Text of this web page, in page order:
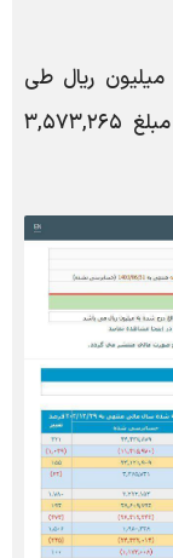
» با سرمایه ثبت شده ۳۰,۶۵۷,۲۱۳ میلیون ریال طی
عملکرد ۶ ماهه منتهی به ۱۴۰۳/۰۶/۳۱ مبلغ ۳,۵۷۳,۲۶۵